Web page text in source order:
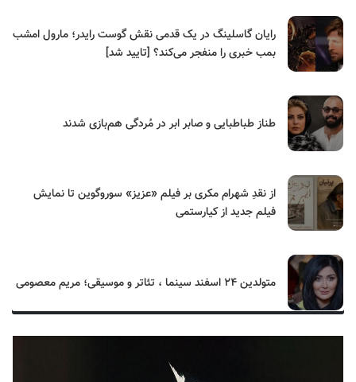
رایان گاسلینگ در یک قدمی نقش گوست رایدر؛ مارول امشب
بمب خبری را منفجر می‌کند؟ [تایید شد]
طناز طباطبایی و صابر ابر در مُردگی هم‌بازی شدند
از نقدِ شهرام مکری بر فیلم «عزیز» سوروگوین تا نمایش
فیلم جدید از کیارستمی
متولدین ۲۴ اسفند سینما ، تئاتر و موسیقی؛ مریم معصومی